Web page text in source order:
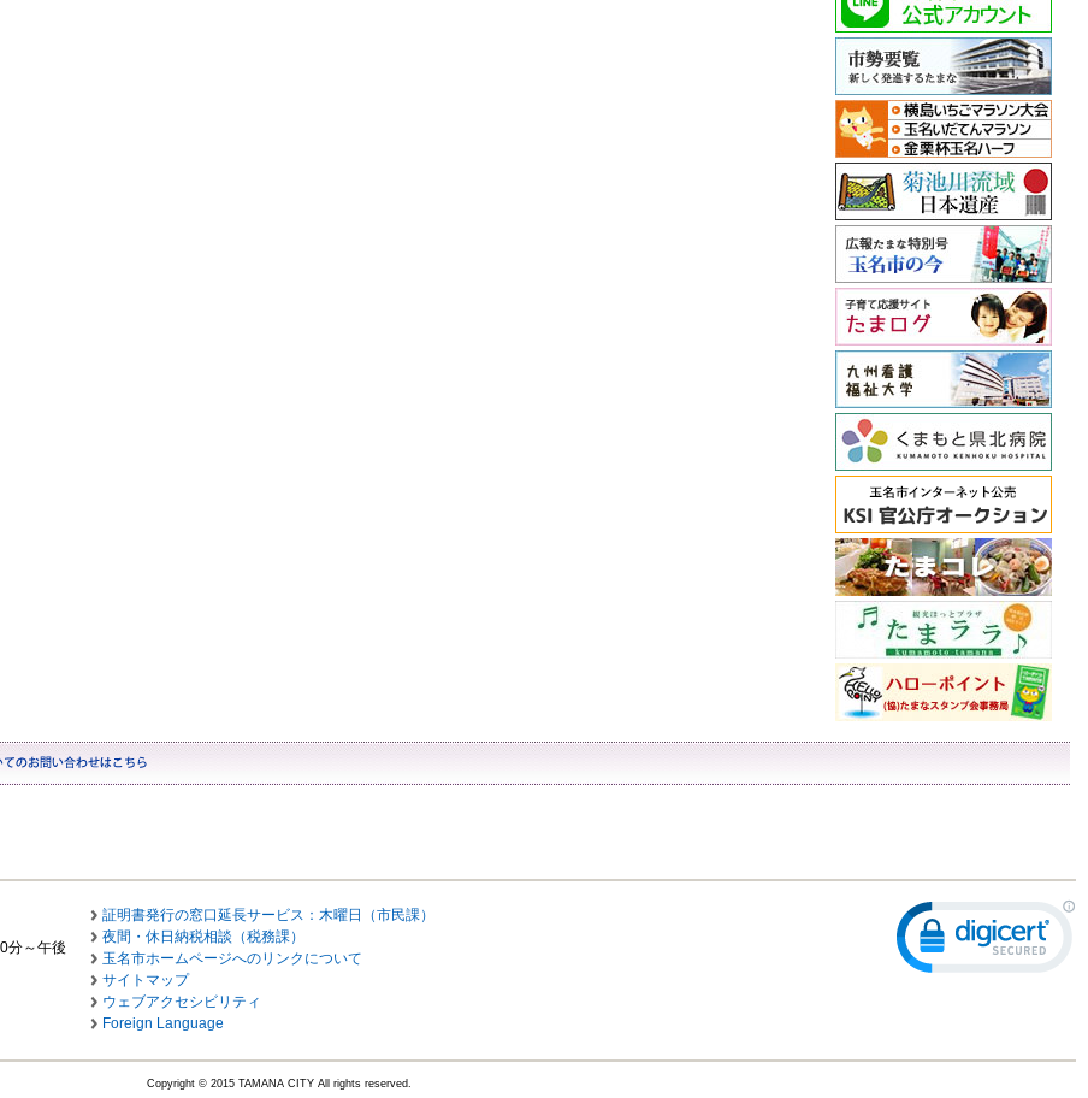
分～午後
証明書発行の窓口延長サービス：木曜日（市民課）
夜間・休日納税相談（税務課）
玉名市ホームページへのリンクについて
サイトマップ
ウェブアクセシビリティ
Foreign Language
Copyright © 2015 TAMANA CITY All rights reserved.